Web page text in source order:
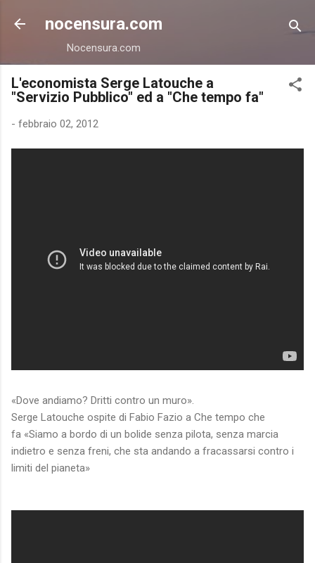
Passa ai contenuti principali
nocensura.com
Nocensura.com
L'economista Serge Latouche a
"Servizio Pubblico" ed a "Che tempo fa"
- febbraio 02, 2012
«Dove andiamo? Dritti contro un muro».
Serge Latouche ospite di Fabio Fazio a Che tempo che
fa «Siamo a bordo di un bolide senza pilota, senza marcia
indietro e senza freni, che sta andando a fracassarsi contro i
limiti del pianeta»